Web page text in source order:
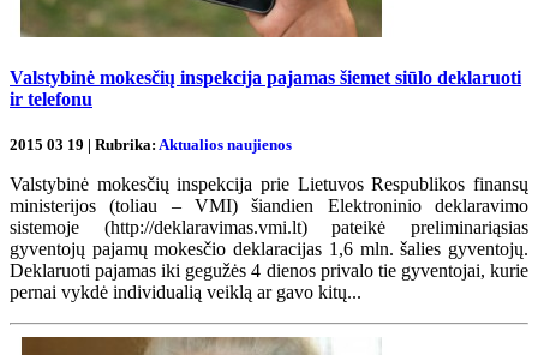
Valstybinė mokesčių inspekcija pajamas šiemet siūlo deklaruoti
ir telefonu
2015 03 19 | Rubrika: Aktualios naujienos
Valstybinė mokesčių inspekcija prie Lietuvos Respublikos finansų
ministerijos (toliau – VMI) šiandien Elektroninio deklaravimo
sistemoje (http://deklaravimas.vmi.lt) pateikė preliminariąsias
gyventojų pajamų mokesčio deklaracijas 1,6 mln. šalies gyventojų.
Deklaruoti pajamas iki gegužės 4 dienos privalo tie gyventojai, kurie
pernai vykdė individualią veiklą ar gavo kitų...